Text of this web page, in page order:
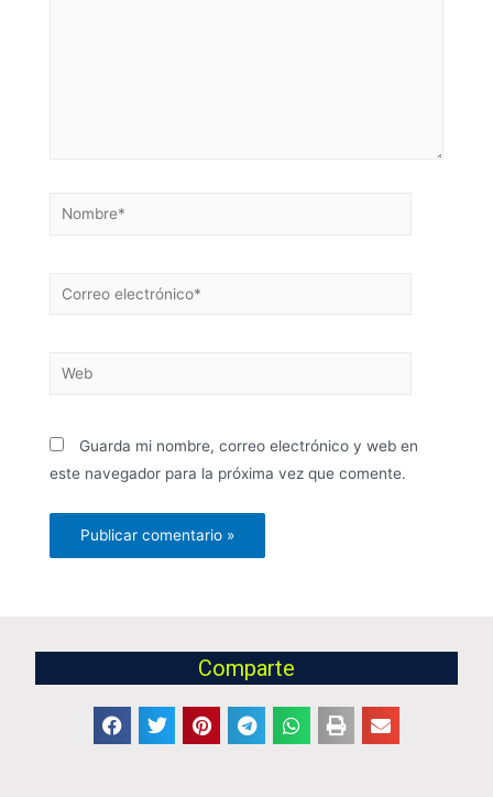
Guarda mi nombre, correo electrónico y web en
este navegador para la próxima vez que comente.
Comparte